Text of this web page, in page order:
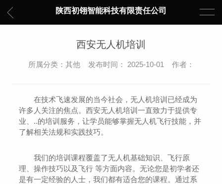
陕西初翎智能科技有限责任公司
西安无人机培训
所属分类：其他 发布时间： 2025-10-01 作者：
在技术飞速发展的当今社会，无人机培训已经成为
许多人关注的焦点。西安无人机培训一直致力于提供专
业、..的培训服务，让学员能够掌握无人机飞行技能，并
了解相关法规和实践技巧。
我们的培训课程覆盖了无人机基础知识、飞行原
理、操作技巧以及飞行 等方面内容。无论您是初学者还
是有一定经验的人士，我们都有适合您的课程。通过系